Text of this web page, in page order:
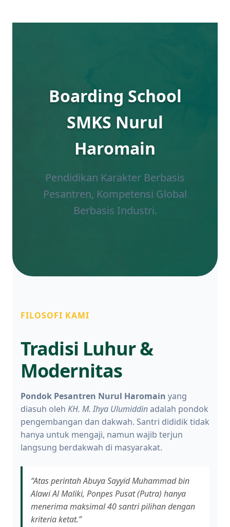
Boarding School
SMKS Nurul
Haromain
Pendidikan Karakter Berbasis
Pesantren, Kompetensi Global
Berbasis Industri.
FILOSOFI KAMI
Tradisi Luhur &
Modernitas
Pondok Pesantren Nurul Haromain yang
diasuh oleh KH. M. Ihya Ulumiddinadalah pondok
pengembangan dan dakwah. Santri dididik tidak
hanya untuk mengaji, namun wajib terjun
langsung berdakwah di masyarakat.
“Atas perintah Abuya Sayyid Muhammad bin
Alawi Al Maliki, Ponpes Pusat (Putra) hanya
menerima maksimal 40 santri pilihan dengan
kriteria ketat.”